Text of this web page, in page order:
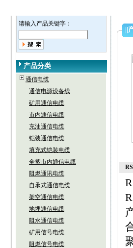
请输入产品关键字：
产品分类
通信电缆
通信电源设备线
矿用通信电缆
市内通信电缆
充油通信电缆
铠装通信电缆
填充式铠装电缆
全塑市内通信电缆
阻燃通讯电缆
自承式通信电缆
架空通信电缆
地埋通信电缆
阻水通信电缆
矿用信号电缆
阻燃信号电缆